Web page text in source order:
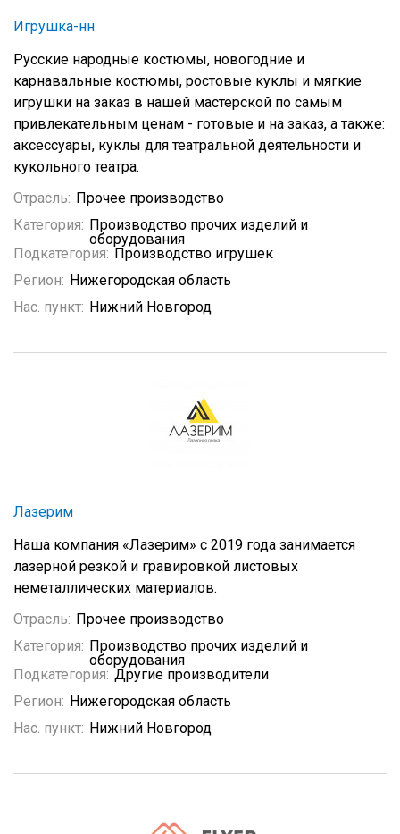
Игрушка-нн
Русские народные костюмы, новогодние и
карнавальные костюмы, ростовые куклы и мягкие
игрушки на заказ в нашей мастерской по самым
привлекательным ценам - готовые и на заказ, а также:
аксессуары, куклы для театральной деятельности и
кукольного театра.
Отрасль: Прочее производство
Категория: Производство прочих изделий и
оборудования
Подкатегория: Производство игрушек
Регион: Нижегородская область
Нас. пункт: Нижний Новгород
Лазерим
Наша компания «Лазерим» с 2019 года занимается
лазерной резкой и гравировкой листовых
неметаллических материалов.
Отрасль: Прочее производство
Категория: Производство прочих изделий и
оборудования
Подкатегория: Другие производители
Регион: Нижегородская область
Нас. пункт: Нижний Новгород